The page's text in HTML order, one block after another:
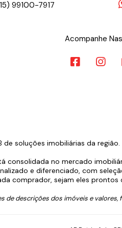
99100-7917
Acompanhe
de soluções imobiliárias da região.
consolidada no mercado
e diferenciado, com
comprador, sejam eles prontos
de descrições dos imóveis e